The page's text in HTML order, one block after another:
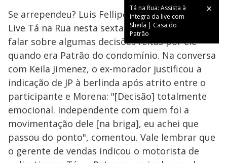
Tá na Rua: Assista à
íntegra da live com
Sheila | Casa do
Patrão
Se arrependeu? Luis Fellipe é o convidado da
Live Tá na Rua nesta sexta-feira (22), e decidiu
falar sobre algumas decisões feitas por ele
quando era Patrão do condomínio. Na conversa
com Keila Jimenez, o ex-morador justificou a
indicação de JP à berlinda após atrito entre o
participante e Morena: "[Decisão] totalmente
emocional. Independente com quem foi a
movimentação dele [na briga], eu achei que
passou do ponto", comentou. Vale lembrar que
o gerente de vendas indicou o motorista de